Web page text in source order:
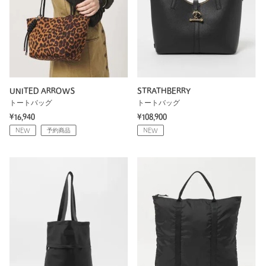
UNITED ARROWS
トートバッグ
¥16,940
NEW 予約商品
STRATHBERRY
トートバッグ
¥108,900
NEW